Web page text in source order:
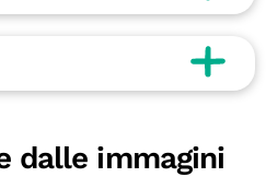
dalle immagini